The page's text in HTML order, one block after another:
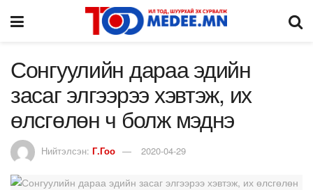
Сонгуулийн дараа эдийн
засаг элгээрээ хэвтэж, их
өлсгөлөн ч болж мэднэ
Нийтэлсэн: Г.Гоо 2020-04-29